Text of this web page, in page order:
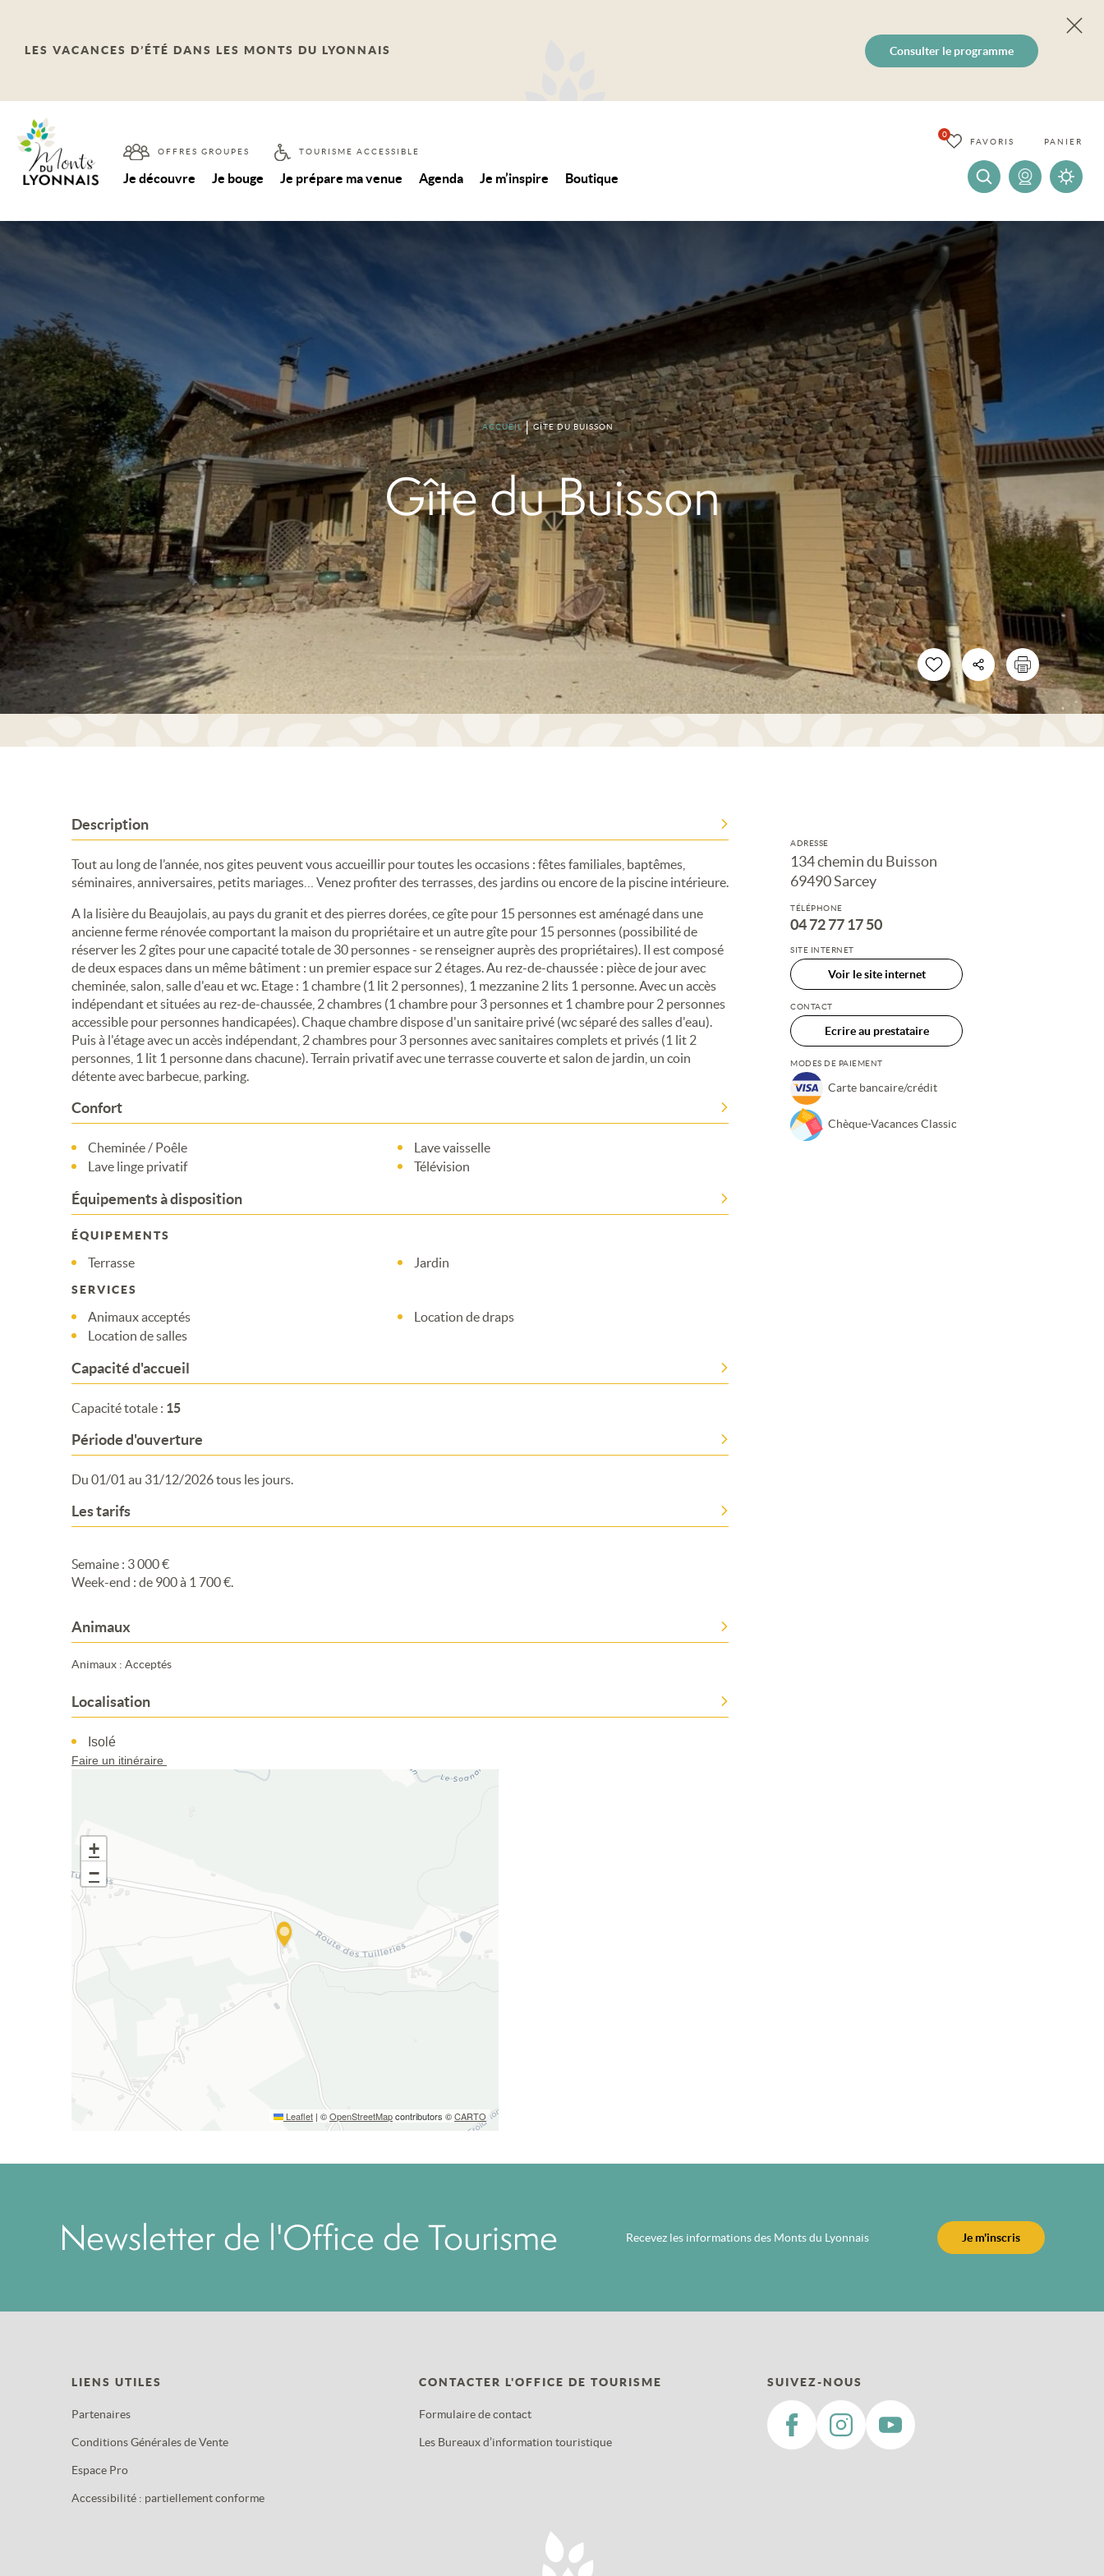
LES VACANCES D’ÉTÉ DANS LES MONTS DU LYONNAIS Consulter le programme
OFFRES GROUPES TOURISME ACCESSIBLE
Je découvre Je bouge Je prépare ma venue Agenda Je m’inspire Boutique
FAVORIS
0
PANIER
ACCUEIL GÎTE DU BUISSON
Gîte du Buisson
Description
Tout au long de l’année, nos gites peuvent vous accueillir pour toutes les occasions : fêtes familiales, baptêmes,
séminaires, anniversaires, petits mariages… Venez profiter des terrasses, des jardins ou encore de la piscine intérieure.
A la lisière du Beaujolais, au pays du granit et des pierres dorées, ce gîte pour 15 personnes est aménagé dans une
ancienne ferme rénovée comportant la maison du propriétaire et un autre gîte pour 15 personnes (possibilité de
réserver les 2 gîtes pour une capacité totale de 30 personnes - se renseigner auprès des propriétaires). Il est composé
de deux espaces dans un même bâtiment : un premier espace sur 2 étages. Au rez-de-chaussée : pièce de jour avec
cheminée, salon, salle d'eau et wc. Etage : 1 chambre (1 lit 2 personnes), 1 mezzanine 2 lits 1 personne. Avec un accès
indépendant et situées au rez-de-chaussée, 2 chambres (1 chambre pour 3 personnes et 1 chambre pour 2 personnes
accessible pour personnes handicapées). Chaque chambre dispose d'un sanitaire privé (wc séparé des salles d'eau).
Puis à l'étage avec un accès indépendant, 2 chambres pour 3 personnes avec sanitaires complets et privés (1 lit 2
personnes, 1 lit 1 personne dans chacune). Terrain privatif avec une terrasse couverte et salon de jardin, un coin
détente avec barbecue, parking.
Confort
Cheminée / Poêle
Lave linge privatif
Lave vaisselle
Télévision
Équipements à disposition
ÉQUIPEMENTS
Terrasse Jardin
SERVICES
Animaux acceptés
Location de salles
Location de draps
Capacité d'accueil
Capacité totale : 15
Période d'ouverture
Du 01/01 au 31/12/2026 tous les jours.
Les tarifs
Semaine : 3 000 €
Week-end : de 900 à 1 700 €.
Animaux
Animaux : Acceptés
Localisation
Isolé
Faire un itinéraire
+
−
Leaflet | ©OpenStreetMapcontributors ©CARTO
ADRESSE
134 chemin du Buisson
69490 Sarcey
TÉLÉPHONE
04 72 77 17 50
SITE INTERNET
Voir le site internet
CONTACT
Ecrire au prestataire
MODES DE PAIEMENT
Carte bancaire/crédit
Chèque-Vacances Classic
Newsletter de l'Office de Tourisme Recevez les informations des Monts du Lyonnais Je m'inscris
LIENS UTILES
Partenaires
Conditions Générales de Vente
Espace Pro
Accessibilité : partiellement conforme
CONTACTER L'OFFICE DE TOURISME
Formulaire de contact
Les Bureaux d’information touristique
SUIVEZ-NOUS